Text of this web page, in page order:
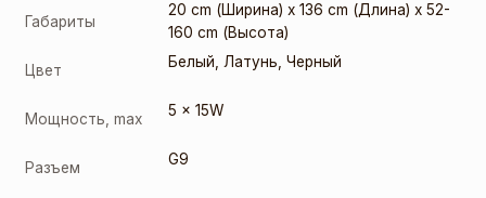
Габариты
20 cm (Ширина) x 136 cm (Длина) x 52-
160 cm (Высота)
Цвет Белый Латунь ,Черный
Мощность, max 5 x 15W
Разъем G9